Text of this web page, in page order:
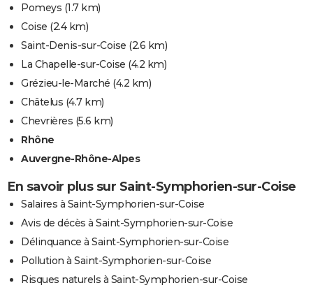
Pomeys (1.7 km)
Coise (2.4 km)
Saint-Denis-sur-Coise (2.6 km)
La Chapelle-sur-Coise (4.2 km)
Grézieu-le-Marché (4.2 km)
Châtelus (4.7 km)
Chevrières (5.6 km)
Rhône
Auvergne-Rhône-Alpes
En savoir plus sur Saint-Symphorien-sur-Coise
Salaires à Saint-Symphorien-sur-Coise
Avis de décès à Saint-Symphorien-sur-Coise
Délinquance à Saint-Symphorien-sur-Coise
Pollution à Saint-Symphorien-sur-Coise
Risques naturels à Saint-Symphorien-sur-Coise